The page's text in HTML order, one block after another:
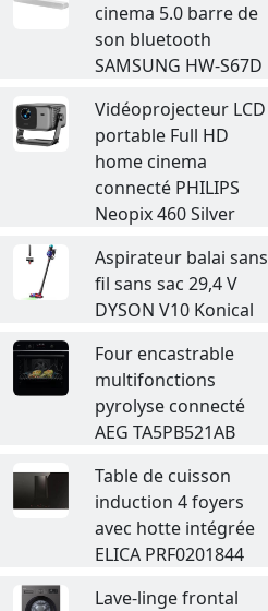
cinema 5.0 barre de
son bluetooth
SAMSUNG HW-S67D
Vidéoprojecteur LCD
portable Full HD
home cinema
connecté PHILIPS
Neopix 460 Silver
Aspirateur balai sans
fil sans sac 29,4 V
DYSON V10 Konical
Four encastrable
multifonctions
pyrolyse connecté
AEG TA5PB521AB
Table de cuisson
induction 4 foyers
avec hotte intégrée
ELICA PRF0201844
Lave-linge frontal